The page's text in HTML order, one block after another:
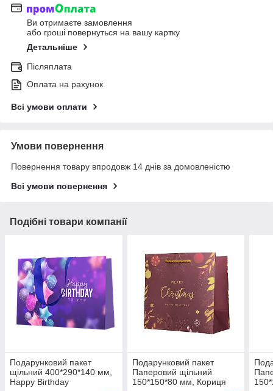
Ви отримаєте замовлення
або гроші повернуться на вашу картку
Детальніше
Післяплата
Оплата на рахунок
Всі умови оплати
Умови повернення
Повернення товару впродовж 14 днів за домовленістю
Всі умови повернення
Подібні товари компанії
Подарунковий пакет
щільний 400*290*140 мм,
Happy Birthday
Подарунковий пакет
Паперовий щільний
150*150*80 мм, Кориця